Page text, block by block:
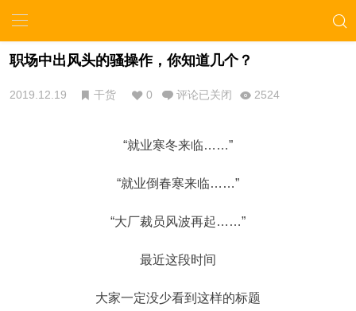
职场中出风头的骚操作，你知道几个？
2019.12.19 干货 0 评论已关闭 2524
“就业寒冬来临……”
“就业倒春寒来临……”
“大厂裁员风波再起……”
最近这段时间
大家一定没少看到这样的标题